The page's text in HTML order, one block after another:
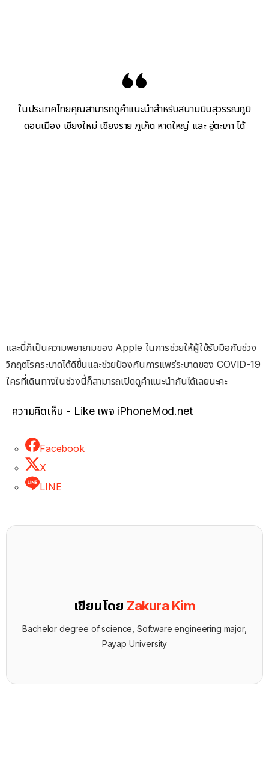
ในประเทศไทยคุณสามารถดูคำแนะนำสำหรับสนามบินสุวรรณภูมิ
ดอนเมือง เชียงใหม่ เชียงราย ภูเก็ต หาดใหญ่ และ อู่ตะเภา ได้
และนี่ก็เป็นความพยายามของ Apple ในการช่วยให้ผู้ใช้รับมือกับช่วง
วิกฤตโรคระบาดได้ดีขึ้นและช่วยป้องกันการแพร่ระบาดของ COVID-19
ใครที่เดินทางในช่วงนี้ก็สามารถเปิดดูคำแนะนำกันได้เลยนะคะ
ความคิดเห็น - Like เพจ iPhoneMod.net
Facebook
X
LINE
เขียนโดย Zakura Kim
Bachelor degree of science, Software engineering major,
Payap University